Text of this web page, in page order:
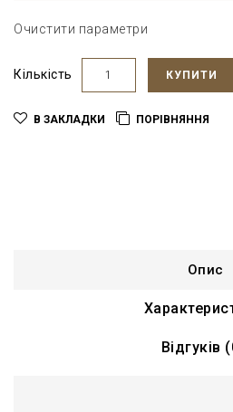
Очистити параметри
Кількість КУПИТИ
В ЗАКЛАДКИ ПОРІВНЯННЯ
Опис
Відгуків